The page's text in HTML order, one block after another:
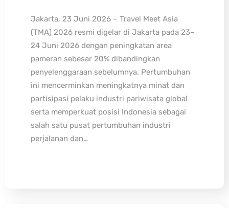
Jakarta, 23 Juni 2026 – Travel Meet Asia
(TMA) 2026 resmi digelar di Jakarta pada 23–
24 Juni 2026 dengan peningkatan area
pameran sebesar 20% dibandingkan
penyelenggaraan sebelumnya. Pertumbuhan
ini mencerminkan meningkatnya minat dan
partisipasi pelaku industri pariwisata global
serta memperkuat posisi Indonesia sebagai
salah satu pusat pertumbuhan industri
perjalanan dan…